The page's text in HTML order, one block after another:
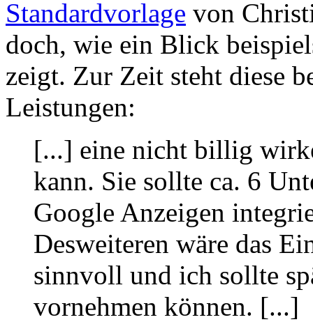
Standardvorlage von
doch, wie ein Blick
zeigt. Zur Zeit steht diese
Leistungen:
[...] eine nicht billig
kann. Sie sollte ca. 6
Google Anzeigen
Desweiteren wäre das
sinnvoll und ich sollte
vornehmen können. [...]